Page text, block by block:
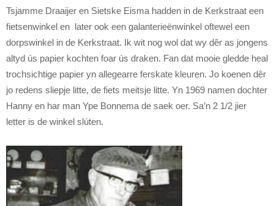
Tsjamme Draaijer en Sietske Eisma hadden in de Kerkstraat een
fietsenwinkel en later ook een galanterieënwinkel oftewel een
dorpswinkel in de Kerkstraat. Ik wit nog wol dat wy dêr as jongens
altyd ús papier kochten foar ús draken. Fan dat mooie gledde heal
trochsichtige papier yn allegearre ferskate kleuren. Jo koenen dêr
jo redens sliepje litte, de fiets meitsje litte. Yn 1969 namen dochter
Hanny en har man Ype Bonnema de saek oer. Sa’n 2 1/2 jier
letter is de winkel slúten.